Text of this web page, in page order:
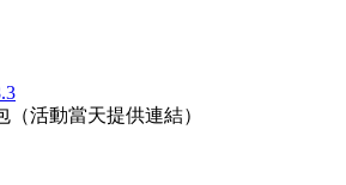
（活動當天提供連結）